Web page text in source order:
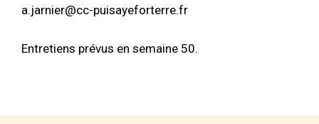
a.jarnier@cc-puisayeforterre.fr
Entretiens prévus en semaine 50.